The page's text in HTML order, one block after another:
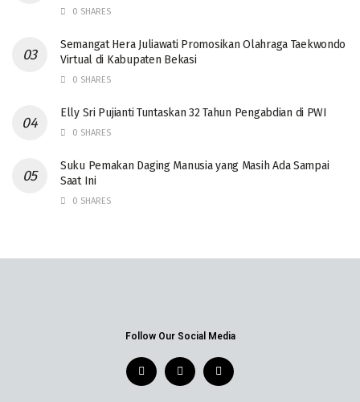
0 SHARES
Semangat Hera Juliawati Promosikan Olahraga Taekwondo
Virtual di Kabupaten Bekasi
0 SHARES
Elly Sri Pujianti Tuntaskan 32 Tahun Pengabdian di PWI
0 SHARES
‎Suku Pemakan Daging Manusia yang Masih Ada Sampai
Saat Ini
0 SHARES
Follow Our Social Media